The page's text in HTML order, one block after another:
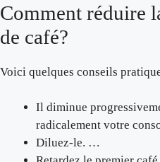
Comment réduire
de café?
Voici quelques conseils
Il diminue
radicalement votre
Diluez-le. …